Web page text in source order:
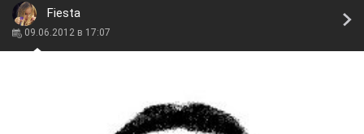
Fiesta
09.06.2012 в 17:07